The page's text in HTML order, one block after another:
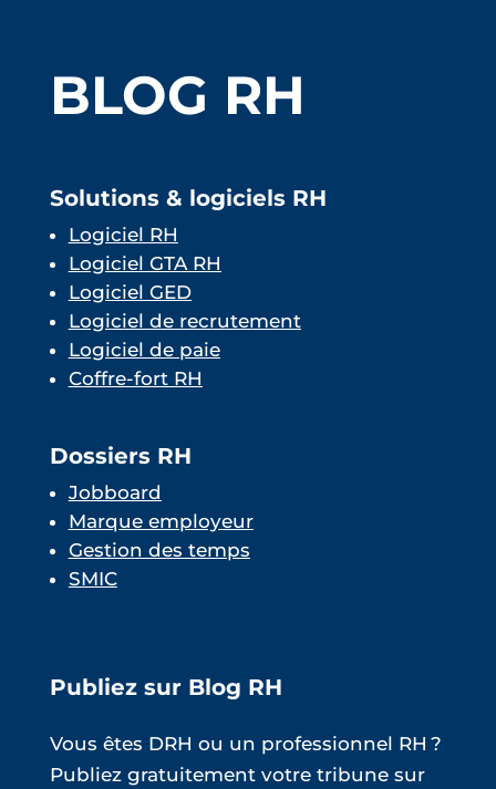
BLOG RH
Solutions & logiciels RH
Logiciel RH
Logiciel GTA RH
Logiciel GED
Logiciel de recrutement
Logiciel de paie
Coffre-fort RH
Dossiers RH
Jobboard
Marque employeur
Gestion des temps
SMIC
Publiez sur Blog RH
Vous êtes DRH ou un professionnel RH ?
Publiez gratuitement votre tribune sur